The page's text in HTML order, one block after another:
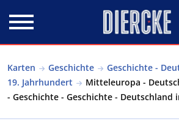
Karten Geschichte
Geschichte -
19. Jahrhundert
Mitteleuropa -
- Geschichte - Geschichte - Deutschland